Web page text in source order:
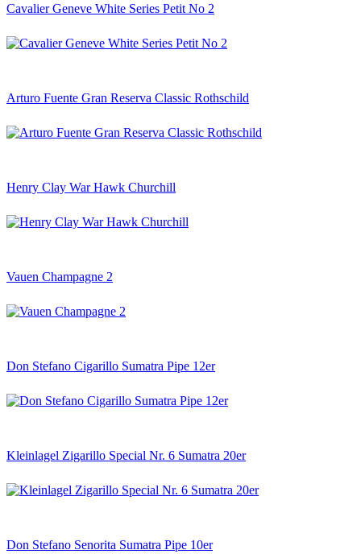
Cavalier Geneve White Series Petit No 2
Arturo Fuente Gran Reserva Classic Rothschild
Henry Clay War Hawk Churchill
Vauen Champagne 2
Don Stefano Cigarillo Sumatra Pipe 12er
Kleinlagel Zigarillo Special Nr. 6 Sumatra 20er
Don Stefano Senorita Sumatra Pipe 10er